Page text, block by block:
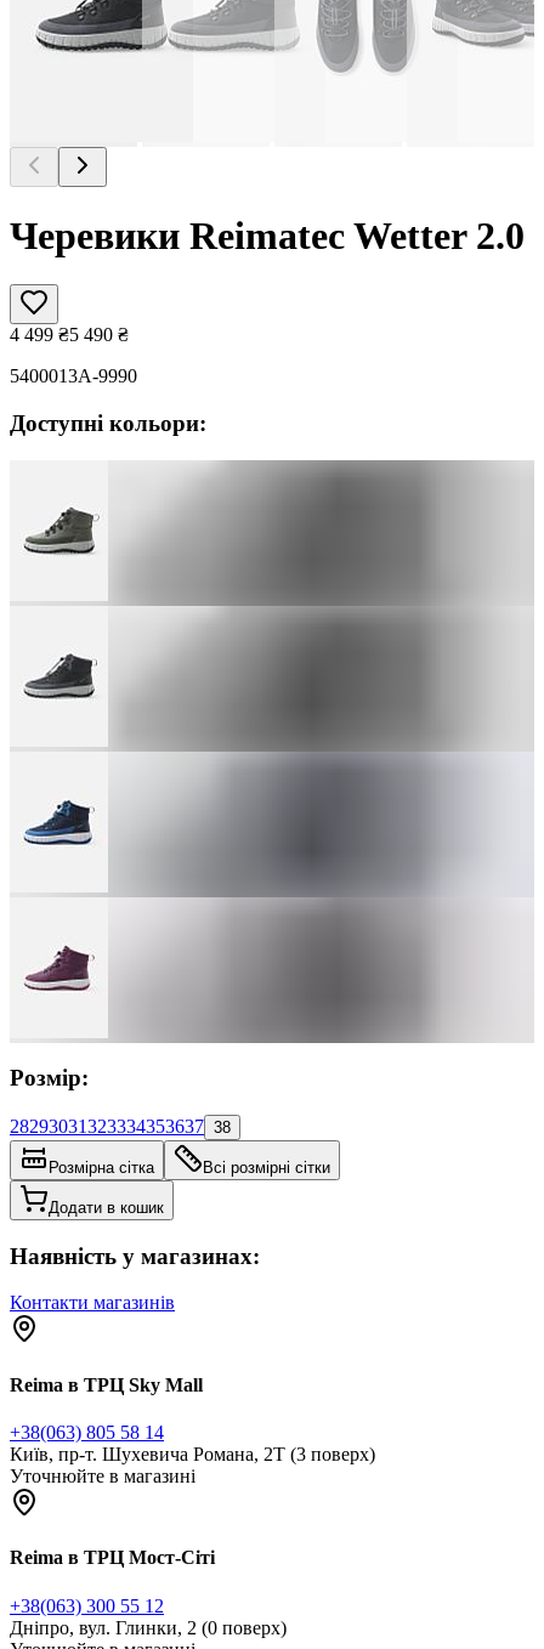
Черевики Reimatec Wetter 2.0
4 499 ₴5 490 ₴
5400013A-9990
Доступні кольори:
Розмір:
28293031323334353637 38
Розмірна сітка Всі розмірні сітки
Додати в кошик
Наявність у магазинах:
Контакти магазинів
Reima в ТРЦ Sky Mall
+38(063) 805 58 14
Київ, пр-т. Шухевича Романа, 2Т (3 поверх)
Уточнюйте в магазині
Reima в ТРЦ Мост-Сіті
+38(063) 300 55 12
Дніпро, вул. Глинки, 2 (0 поверх)